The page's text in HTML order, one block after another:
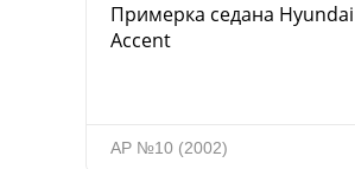
Примерка седана Hyundai
Accent
АР №10 (2002)